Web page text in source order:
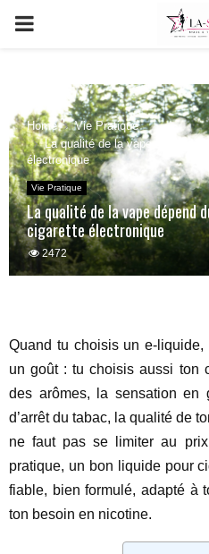
PRIMARY
Home
Vie Pratique
La qualité de la vape dépend
électronique
Vie Pratique
La qualité de la vape dépend
cigarette électronique
2472
Quand tu choisis un e-
un goût : tu choisis aussi ton
des arômes, la sensation
d’arrêt du tabac, la qualité de
ne faut pas se limiter au
pratique, un bon liquide pour
fiable, bien formulé, adapté à
ton besoin en nicotine.